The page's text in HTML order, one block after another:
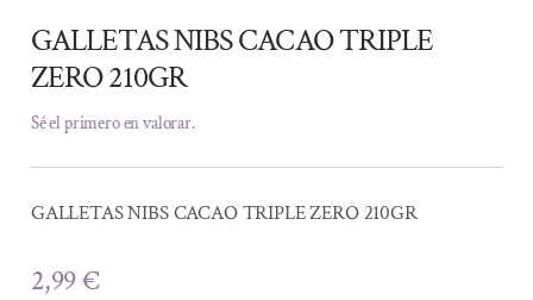
GALLETAS NIBS CACAO TRIPLE
ZERO 210GR
Sé el primero en valorar.
GALLETAS NIBS CACAO TRIPLE ZERO 210GR
2,99€